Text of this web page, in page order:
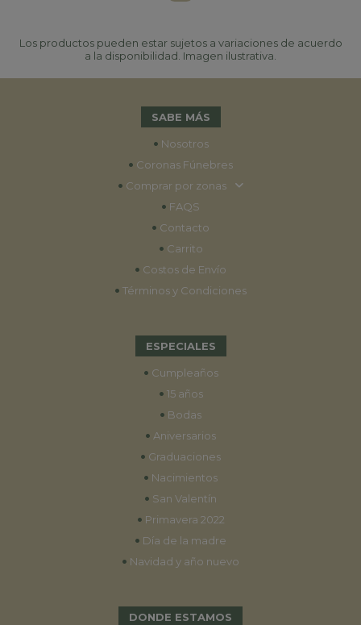
Los productos pueden estar sujetos a variaciones de acuerdo
a la disponibilidad. Imagen ilustrativa.
SABE MÁS
• Nosotros
• Coronas Fúnebres
• Comprar por zonas
• FAQS
• Contacto
• Carrito
• Costos de Envío
• Términos y Condiciones
ESPECIALES
• Cumpleaños
• 15 años
• Bodas
• Aniversarios
• Graduaciones
• Nacimientos
• San Valentín
• Primavera 2022
• Día de la madre
• Navidad y año nuevo
DONDE ESTAMOS